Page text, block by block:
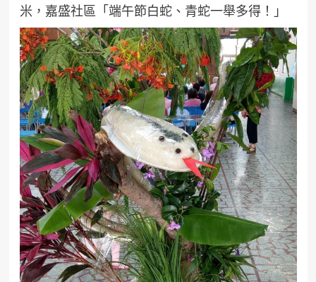
米，嘉盛社區「端午節白蛇、青蛇一舉多得！」